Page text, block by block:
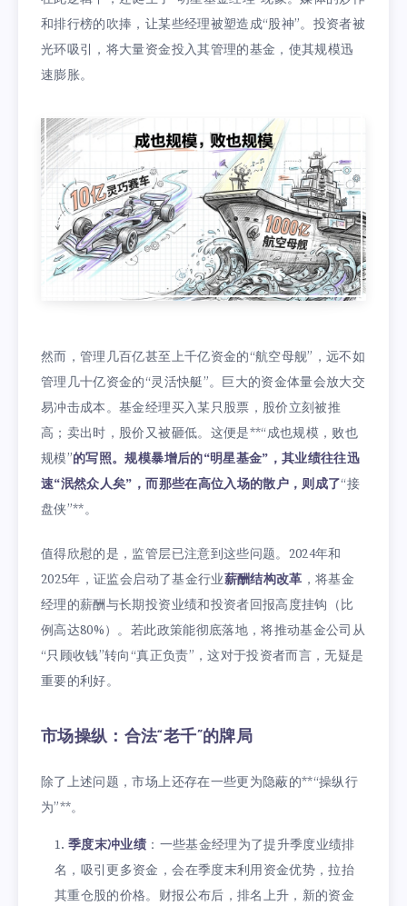
和排行榜的吹捧，让某些经理被塑造成“股神”。投资者被
光环吸引，将大量资金投入其管理的基金，使其规模迅
速膨胀。
然而，管理几百亿甚至上千亿资金的“航空母舰”，远不如
管理几十亿资金的“灵活快艇”。巨大的资金体量会放大交
易冲击成本。基金经理买入某只股票，股价立刻被推
高；卖出时，股价又被砸低。这便是**“成也规模，败也
规模”的写照。规模暴增后的“明星基金”，其业绩往往迅
速“泯然众人矣”，而那些在高位入场的散户，则成了“接
盘侠”**。
值得欣慰的是，监管层已注意到这些问题。2024年和
2025年，证监会启动了基金行业薪酬结构改革 ，将基金
经理的薪酬与长期投资业绩和投资者回报高度挂钩（比
例高达80%）。若此政策能彻底落地，将推动基金公司从
“只顾收钱”转向“真正负责”，这对于投资者而言，无疑是
重要的利好。
市场操纵：合法“老千”的牌局
除了上述问题，市场上还存在一些更为隐蔽的**“操纵行
为”**。
季度末冲业绩 ：一些基金经理为了提升季度业绩排
名，吸引更多资金，会在季度末利用资金优势，拉抬
其重仓股的价格。财报公布后，排名上升，新的资金